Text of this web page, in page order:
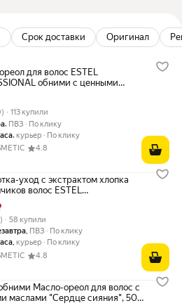
Срок доставки Оригинал
для волос ESTEL
обними с ценными
Сердце сияния 50 мл
₽ вместо
4.8 из 5
· 113 купили
· 113 купили
, ПВЗ
По клику
, курьер
По клику
4.8
уход с экстрактом хлопка
волос ESTEL
обними Объятия заботы
₽ вместо
4.8 из 5
· 58 купили
· 58 купили
, ПВЗ
По клику
, курьер
По клику
4.8
Масло-ореол для волос с
маслами "Сердце сияния", 50